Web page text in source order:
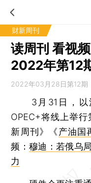
财新周刊
读周刊 看视
2022年第12
2022年03月28日第12期
3月31日，以
OPEC+将线上举
新周刊》《产油国
频：穆迪：若俄乌
力